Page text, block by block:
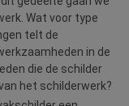
Wat voor type
telt de
in de
die de schilder
het schilderwerk?